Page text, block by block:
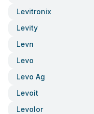
Levitronix
Levity
Levn
Levo
Levo Ag
Levoit
Levolor